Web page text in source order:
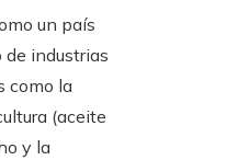
un país
industrias
como la
(aceite
y la